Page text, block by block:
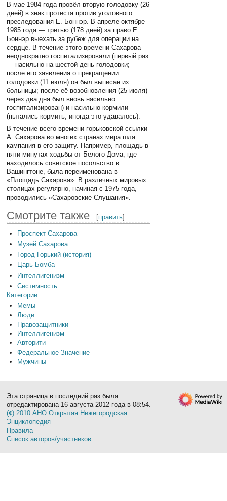
В мае 1984 года провёл вторую голодовку (26
дней) в знак протеста против уголовного
преследования Е. Боннэр. В апреле-октябре
1985 года — третью (178 дней) за право Е.
Боннэр выехать за рубеж для операции на
сердце. В течение этого времени Сахарова
неоднократно госпитализировали (первый раз
— насильно на шестой день голодовки;
после его заявления о прекращении
голодовки (11 июля) он был выписан из
больницы; после её возобновления (25 июля)
через два дня был вновь насильно
госпитализирован) и насильно кормили
(пытались кормить, иногда это удавалось).
В течение всего времени горьковской ссылки
А. Сахарова во многих странах мира шла
кампания в его защиту. Например, площадь в
пяти минутах ходьбы от Белого Дома, где
находилось советское посольство в
Вашингтоне, была переименована в
«Площадь Сахарова». В различных мировых
столицах регулярно, начиная с 1975 года,
проводились «Сахаровские Слушания».
Смотрите также [править]
Проспект Сахарова
Музей Сахарова
Город Горький (история)
Царь-Бомба
Интеллигенизм
Системность
Категории:
Мемы
Люди
Правозащитники
Интеллигенизм
Авторити
Федеральное Значение
Мужчины
Эта страница в последний раз была
отредактирована 16 августа 2012 года в 08:54.
(¢) 2010 АНО Открытая Нижегородская
Энциклопедия
Правила
Список авторов/участников